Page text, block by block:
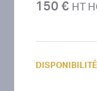
150 € HT
DISPONIBILITÉ